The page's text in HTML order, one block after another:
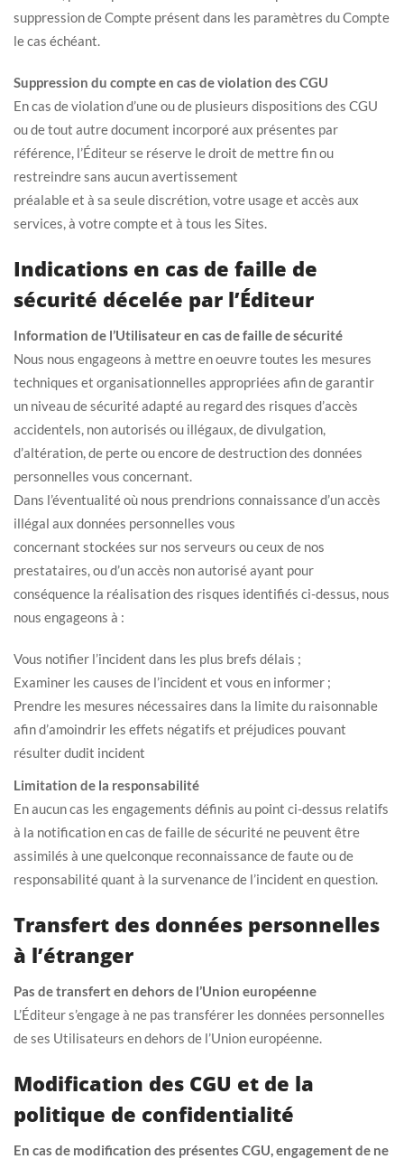
suppression de Compte présent dans les paramètres du Compte
le cas échéant.
Suppression du compte en cas de violation des CGU
En cas de violation d’une ou de plusieurs dispositions des CGU
ou de tout autre document incorporé aux présentes par
référence, l’Éditeur se réserve le droit de mettre fin ou
restreindre sans aucun avertissement
préalable et à sa seule discrétion, votre usage et accès aux
services, à votre compte et à tous les Sites.
Indications en cas de faille de
sécurité décelée par l’Éditeur
Information de l’Utilisateur en cas de faille de sécurité
Nous nous engageons à mettre en oeuvre toutes les mesures
techniques et organisationnelles appropriées afin de garantir
un niveau de sécurité adapté au regard des risques d’accès
accidentels, non autorisés ou illégaux, de divulgation,
d’altération, de perte ou encore de destruction des données
personnelles vous concernant.
Dans l’éventualité où nous prendrions connaissance d’un accès
illégal aux données personnelles vous
concernant stockées sur nos serveurs ou ceux de nos
prestataires, ou d’un accès non autorisé ayant pour
conséquence la réalisation des risques identifiés ci-dessus, nous
nous engageons à :
Vous notifier l’incident dans les plus brefs délais ;
Examiner les causes de l’incident et vous en informer ;
Prendre les mesures nécessaires dans la limite du raisonnable
afin d’amoindrir les effets négatifs et préjudices pouvant
résulter dudit incident
Limitation de la responsabilité
En aucun cas les engagements définis au point ci-dessus relatifs
à la notification en cas de faille de sécurité ne peuvent être
assimilés à une quelconque reconnaissance de faute ou de
responsabilité quant à la survenance de l’incident en question.
Transfert des données personnelles
à l’étranger
Pas de transfert en dehors de l’Union européenne
L’Éditeur s’engage à ne pas transférer les données personnelles
de ses Utilisateurs en dehors de l’Union européenne.
Modification des CGU et de la
politique de confidentialité
En cas de modification des présentes CGU, engagement de ne